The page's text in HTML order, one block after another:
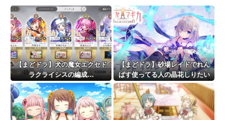
【まどドラ】犬の魔女エクセド
ラクライシスの編成…
【まどドラ】砂場レイドでれん
ぱす使ってる人の晶花しりたい